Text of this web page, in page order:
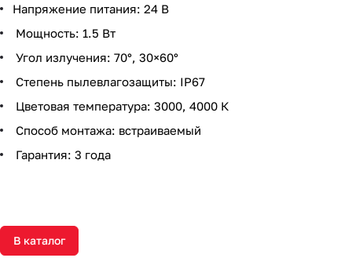
Напряжение питания: 24 В
Мощность: 1.5 Вт
Угол излучения: 70°, 30×60°
Степень пылевлагозащиты: IP67
Цветовая температура: 3000, 4000 К
Способ монтажа: встраиваемый
Гарантия: 3 года
В каталог